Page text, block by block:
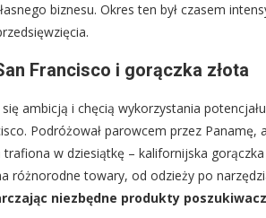
biznesu. Okres ten był czasem
Francisco i gorączka złota
ambicją i chęcią wykorzystania
Podróżował parowcem przez
trafiona w dziesiątkę – kalifornijska
różnorodne towary, od odzieży po
niezbędne produkty